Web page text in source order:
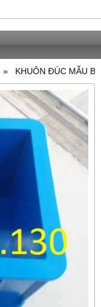
KHUÔN ĐÚC MẪU